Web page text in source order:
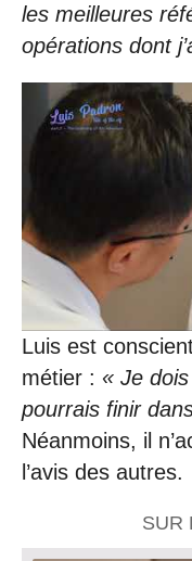
les meilleures
opérations dont
Luis est
métier : « Je
pourrais finir
Néanmoins, il
l’avis des autres.
SUR